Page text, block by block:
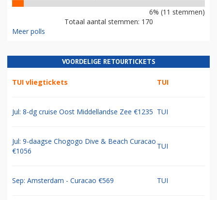
6% (11 stemmen)
Totaal aantal stemmen: 170
Meer polls
VOORDELIGE RETOURTICKETS
TUI vliegtickets TUI
Jul: 8-dg cruise Oost Middellandse Zee €1235 TUI
Jul: 9-daagse Chogogo Dive & Beach Curacao
€1056
TUI
Sep: Amsterdam - Curacao €569 TUI